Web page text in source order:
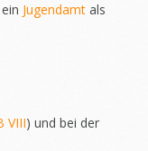
Jugendamt als
VIII) und bei der